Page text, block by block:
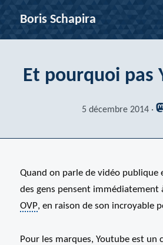
Boris Schapira
Et pourquoi pas
5 décembre 2014
Quand on parle de vidéo publique
des gens pensent immédiatement
OVP, en raison de son incroyable
Pour les marques, Youtube est un